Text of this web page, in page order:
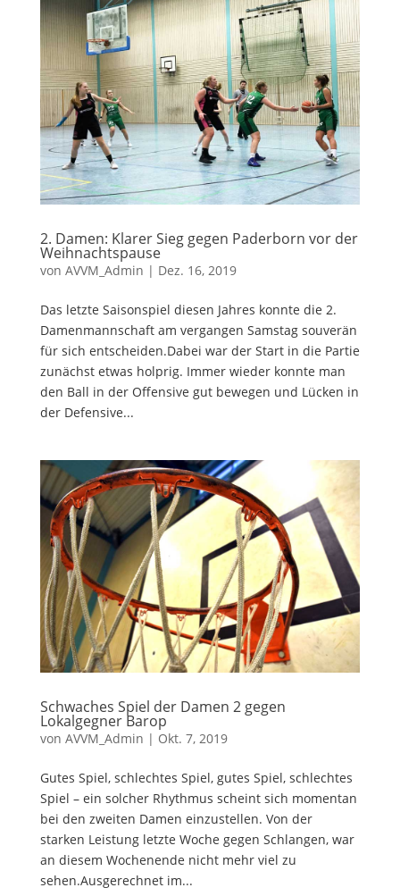
2. Damen: Klarer Sieg gegen Paderborn vor der
Weihnachtspause
von AVVM_Admin | Dez. 16, 2019
Das letzte Saisonspiel diesen Jahres konnte die 2.
Damenmannschaft am vergangen Samstag souverän
für sich entscheiden.Dabei war der Start in die Partie
zunächst etwas holprig. Immer wieder konnte man
den Ball in der Offensive gut bewegen und Lücken in
der Defensive...
Schwaches Spiel der Damen 2 gegen
Lokalgegner Barop
von AVVM_Admin | Okt. 7, 2019
Gutes Spiel, schlechtes Spiel, gutes Spiel, schlechtes
Spiel – ein solcher Rhythmus scheint sich momentan
bei den zweiten Damen einzustellen. Von der
starken Leistung letzte Woche gegen Schlangen, war
an diesem Wochenende nicht mehr viel zu
sehen.Ausgerechnet im...